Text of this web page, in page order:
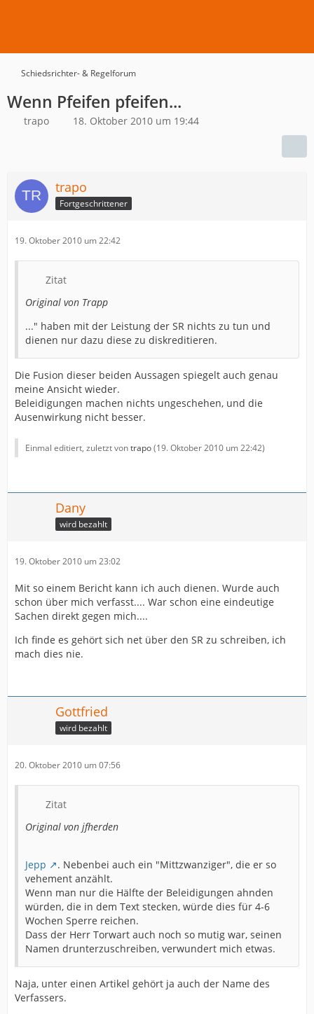
Schiedsrichter- & Regelforum
Wenn Pfeifen pfeifen...
trapo 18. Oktober 2010 um 19:44
trapo
Fortgeschrittener
19. Oktober 2010 um 22:42
Zitat
Original von Trapp
..." haben mit der Leistung der SR nichts zu tun und
dienen nur dazu diese zu diskreditieren.
Die Fusion dieser beiden Aussagen spiegelt auch genau
meine Ansicht wieder.
Beleidigungen machen nichts ungeschehen, und die
Ausenwirkung nicht besser.
Einmal editiert, zuletzt vontrapo(19. Oktober 2010 um 22:42)
Dany
wird bezahlt
19. Oktober 2010 um 23:02
Mit so einem Bericht kann ich auch dienen. Wurde auch
schon über mich verfasst.... War schon eine eindeutige
Sachen direkt gegen mich....
Ich finde es gehört sich net über den SR zu schreiben, ich
mach dies nie.
Gottfried
wird bezahlt
20. Oktober 2010 um 07:56
Zitat
Original von jfherden
Jepp
. Nebenbei auch ein "Mittzwanziger", die er so
vehement anzählt.
Wenn man nur die Hälfte der Beleidigungen ahnden
würden, die in dem Text stecken, würde dies für 4-6
Wochen Sperre reichen.
Dass der Herr Torwart auch noch so mutig war, seinen
Namen drunterzuschreiben, verwundert mich etwas.
Naja, unter einen Artikel gehört ja auch der Name des
Verfassers.